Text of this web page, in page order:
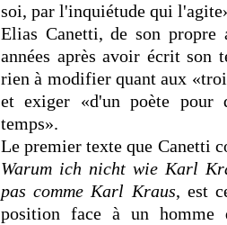
soi, par l'inquiétude qui
Elias Canetti, de son
années après avoir écrit son
rien à modifier quant aux
et exiger «d'un poète pour
temps».
Le premier texte que Canetti
Warum ich nicht wie Karl
pas comme Karl Kraus, est
position face à un homme